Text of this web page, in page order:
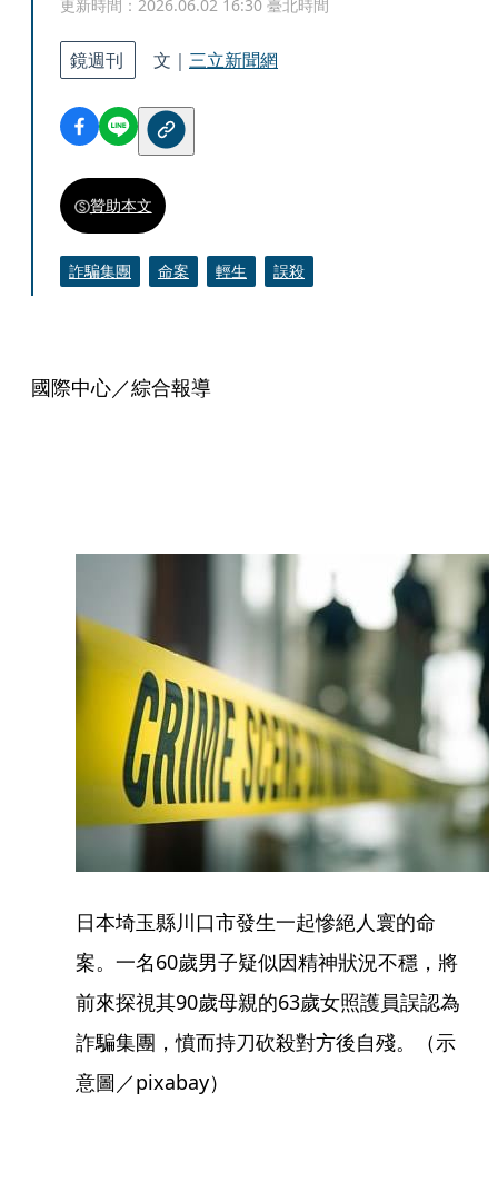
更新時間： 2026.06.02 16:30 臺北時間
鏡週刊 文｜ 三立新聞網
贊助本文
詐騙集團 命案 輕生 誤殺
國際中心／綜合報導
日本埼玉縣川口市發生一起慘絕人寰的命
案。一名60歲男子疑似因精神狀況不穩，將
前來探視其90歲母親的63歲女照護員誤認為
詐騙集團，憤而持刀砍殺對方後自殘。（示
意圖／pixabay）